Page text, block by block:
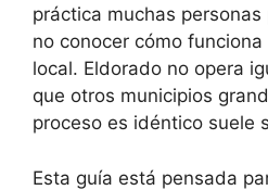
práctica muchas
no conocer cómo
local. Eldorado no opera
que otros municipios
proceso es idéntico suele
Esta guía está pensada